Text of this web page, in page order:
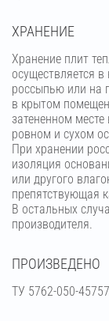
ХРАНЕНИЕ
Хранение плит
осуществляется в
россыпью или на
в крытом
затененном
ровном и сухом
При хранении
изоляция
или другого
препятствующая
В остальных
производителя.
ПРОИЗВЕДЕНО
ТУ 5762-050-